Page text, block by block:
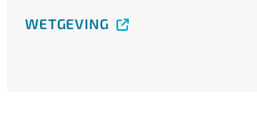
WETGEVING